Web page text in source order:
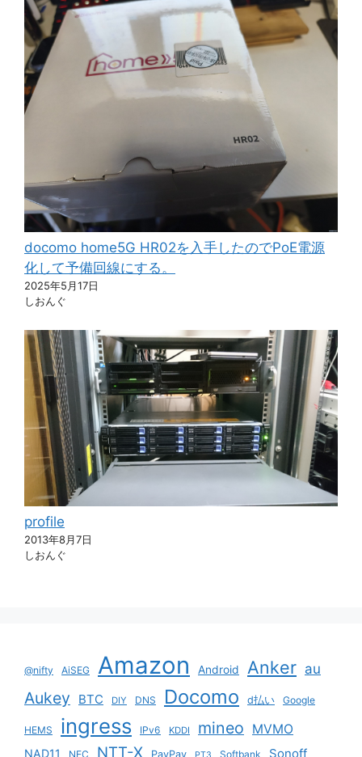
docomo home5G HR02を入手したのでPoE電源
化して予備回線にする。
2025年5月17日
しおんぐ
profile
2013年8月7日
しおんぐ
@nifty AiSEG Amazon Android Anker au
Aukey BTC DIY DNS Docomo d払い Google
HEMS ingress IPv6 KDDI mineo MVMO
NAD11 NEC NTT-X PayPay Softbank Sonoff